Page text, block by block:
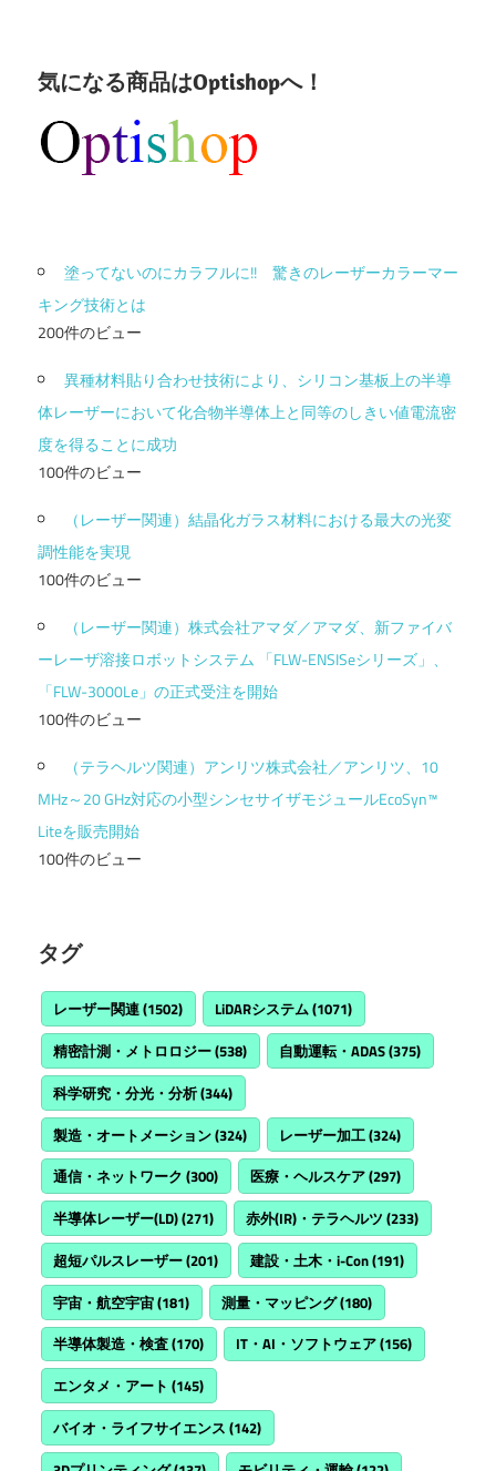
気になる商品はOptishopへ！
塗ってないのにカラフルに!! 驚きのレーザーカラーマー
キング技術とは
200件のビュー
異種材料貼り合わせ技術により、シリコン基板上の半導
体レーザーにおいて化合物半導体上と同等のしきい値電流密
度を得ることに成功
100件のビュー
（レーザー関連）結晶化ガラス材料における最大の光変
調性能を実現
100件のビュー
（レーザー関連）株式会社アマダ／アマダ、新ファイバ
ーレーザ溶接ロボットシステム 「FLW-ENSISeシリーズ」、
「FLW-3000Le」の正式受注を開始
100件のビュー
（テラヘルツ関連）アンリツ株式会社／アンリツ、10
MHz～20 GHz対応の小型シンセサイザモジュールEcoSyn™
Liteを販売開始
100件のビュー
タグ
レーザー関連(1502) LiDARシステム(1071)
精密計測・メトロロジー(538) 自動運転・ADAS(375)
科学研究・分光・分析(344)
製造・オートメーション(324) レーザー加工(324)
通信・ネットワーク (300) 医療・ヘルスケア(297)
半導体レーザー(LD)(271) 赤外(IR)・テラヘルツ (233)
超短パルスレーザー(201) 建設・土木・i-Con(191)
宇宙・航空宇宙(181) 測量・マッピング(180)
半導体製造・検査(170) IT・AI・ソフトウェア(156)
エンタメ・アート (145)
バイオ・ライフサイエンス (142)